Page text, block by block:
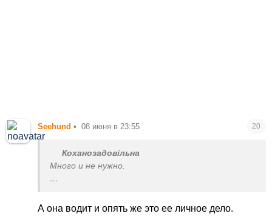
Seehund • 08 июня в 23:55 20
Коханозадовільна
Много и не нужно.
водит.
А она водит и опять же это ее личное дело.